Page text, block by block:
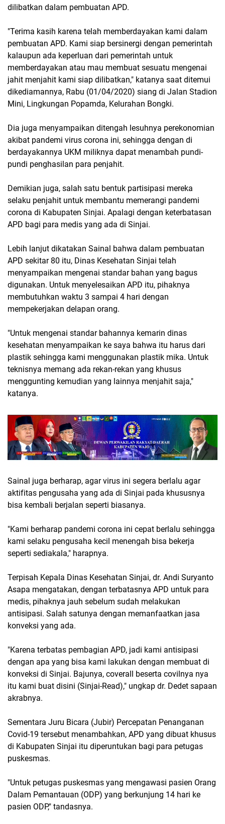
dilibatkan dalam pembuatan APD.
"Terima kasih karena telah memberdayakan kami dalam
pembuatan APD. Kami siap bersinergi dengan pemerintah
kalaupun ada keperluan dari pemerintah untuk
memberdayakan atau mau membuat sesuatu mengenai
jahit menjahit kami siap dilibatkan," katanya saat ditemui
dikediamannya, Rabu (01/04/2020) siang di Jalan Stadion
Mini, Lingkungan Popamda, Kelurahan Bongki.
Dia juga menyampaikan ditengah lesuhnya perekonomian
akibat pandemi virus corona ini, sehingga dengan di
berdayakannya UKM miliknya dapat menambah pundi-
pundi penghasilan para penjahit.
Demikian juga, salah satu bentuk partisipasi mereka
selaku penjahit untuk membantu memerangi pandemi
corona di Kabupaten Sinjai. Apalagi dengan keterbatasan
APD bagi para medis yang ada di Sinjai.
Lebih lanjut dikatakan Sainal bahwa dalam pembuatan
APD sekitar 80 itu, Dinas Kesehatan Sinjai telah
menyampaikan mengenai standar bahan yang bagus
digunakan. Untuk menyelesaikan APD itu, pihaknya
membutuhkan waktu 3 sampai 4 hari dengan
mempekerjakan delapan orang.
"Untuk mengenai standar bahannya kemarin dinas
kesehatan menyampaikan ke saya bahwa itu harus dari
plastik sehingga kami menggunakan plastik mika. Untuk
teknisnya memang ada rekan-rekan yang khusus
menggunting kemudian yang lainnya menjahit saja,"
katanya.
Sainal juga berharap, agar virus ini segera berlalu agar
aktifitas pengusaha yang ada di Sinjai pada khususnya
bisa kembali berjalan seperti biasanya.
"Kami berharap pandemi corona ini cepat berlalu sehingga
kami selaku pengusaha kecil menengah bisa bekerja
seperti sediakala," harapnya.
Terpisah Kepala Dinas Kesehatan Sinjai, dr. Andi Suryanto
Asapa mengatakan, dengan terbatasnya APD untuk para
medis, pihaknya jauh sebelum sudah melakukan
antisipasi. Salah satunya dengan memanfaatkan jasa
konveksi yang ada.
"Karena terbatas pembagian APD, jadi kami antisipasi
dengan apa yang bisa kami lakukan dengan membuat di
konveksi di Sinjai. Bajunya, coverall beserta covilnya nya
itu kami buat disini (Sinjai-Read)," ungkap dr. Dedet sapaan
akrabnya.
Sementara Juru Bicara (Jubir) Percepatan Penanganan
Covid-19 tersebut menambahkan, APD yang dibuat khusus
di Kabupaten Sinjai itu diperuntukan bagi para petugas
puskesmas.
"Untuk petugas puskesmas yang mengawasi pasien Orang
Dalam Pemantauan (ODP) yang berkunjung 14 hari ke
pasien ODP," tandasnya.